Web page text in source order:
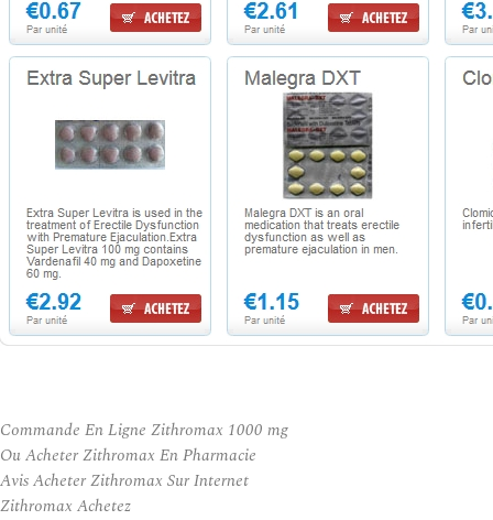
Commande En Ligne Zithromax 1000 mg
Ou Acheter Zithromax En Pharmacie
Avis Acheter Zithromax Sur Internet
Zithromax Achetez